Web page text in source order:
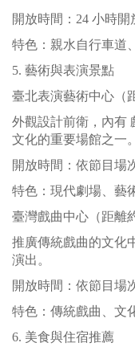
開放時間：24 小時開
特色：親水自行車道
5. 藝術與表演景點
臺北表演藝術中心（
外觀設計前衛，內有
文化的重要場館之一。
開放時間：依節目場
特色：現代劇場、藝
臺灣戲曲中心（距離
推廣傳統戲曲的文化
演出。
開放時間：依節目場
特色：傳統戲曲、文
6. 美食與住宿推薦